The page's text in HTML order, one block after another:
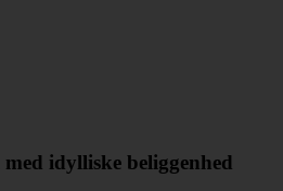
idylliske beliggenhed